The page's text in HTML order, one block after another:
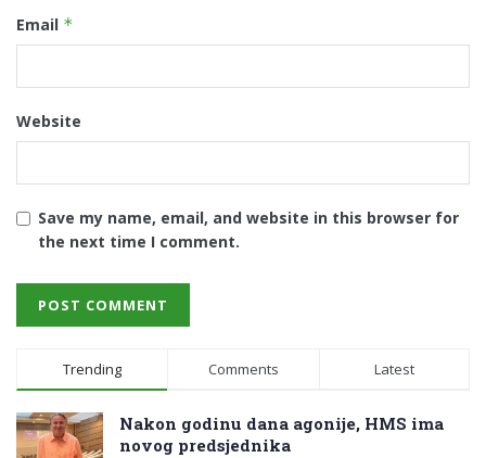
Email *
Website
Save my name, email, and website in this browser for
the next time I comment.
Trending Comments Latest
Nakon godinu dana agonije, HMS ima
novog predsjednika